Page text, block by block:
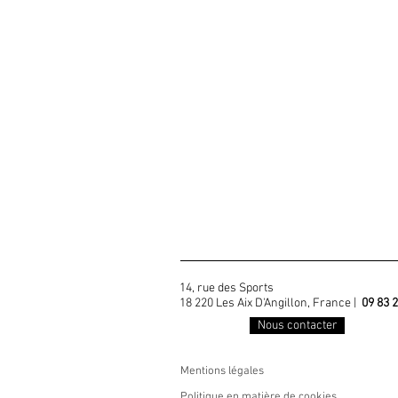
14, rue des Sports
18 220 Les Aix D'Angillon, France | 09 83
Nous contacter
Mentions légales